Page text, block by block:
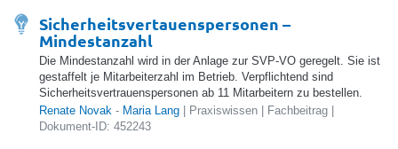
Sicherheitsvertauenspersonen –
Mindestanzahl
Die Mindestanzahl wird in der Anlage zur SVP-VO geregelt. Sie ist
gestaffelt je Mitarbeiterzahl im Betrieb. Verpflichtend sind
Sicherheitsvertrauenspersonen ab 11 Mitarbeitern zu bestellen.
Renate Novak - Maria Lang | Praxiswissen | Fachbeitrag |
Dokument-ID: 452243